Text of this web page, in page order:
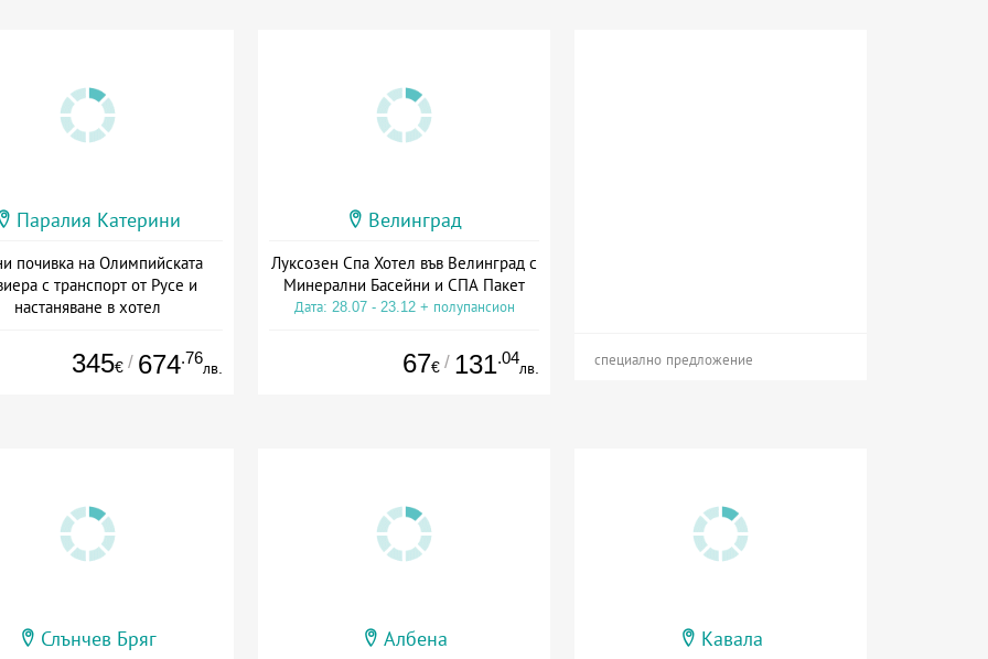
Паралия Катерини
почивка на Олимпийската
с транспорт от Русе и
настаняване в хотел
345€ / 674.76
лв.
Велинград
Луксозен Спа Хотел във Велинград с
Минерални Басейни и СПА Пакет
Дата: 28.07 - 23.12 + полупансион
67€ / 131.04
лв. специално предложение
Слънчев Бряг Албена Кавала